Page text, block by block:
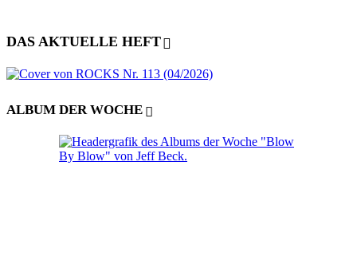
DAS AKTUELLE HEFT
ALBUM DER WOCHE